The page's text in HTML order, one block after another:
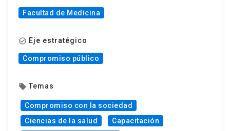
Facultad de Medicina
check_circle_outline Eje estratégico
Compromiso público
local_offer Temas
Compromiso con la sociedad
Ciencias de la salud
Capacitación